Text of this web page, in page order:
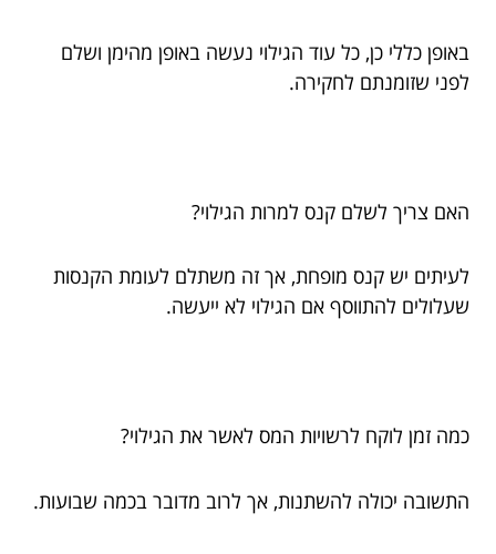
באופן כללי כן, כל עוד הגילוי נעשה באופן מהימן ושלם
לפני שזומנתם לחקירה.
האם צריך לשלם קנס למרות הגילוי?
לעיתים יש קנס מופחת, אך זה משתלם לעומת הקנסות
שעלולים להתווסף אם הגילוי לא ייעשה.
כמה זמן לוקח לרשויות המס לאשר את הגילוי?
התשובה יכולה להשתנות, אך לרוב מדובר בכמה שבועות.